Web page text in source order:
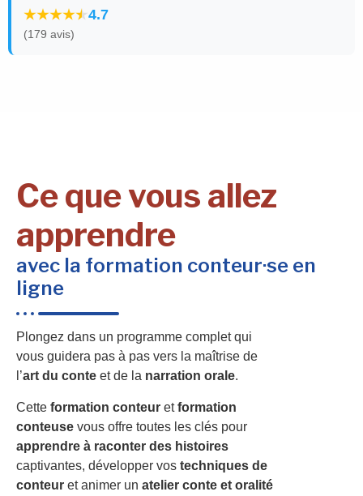
4.7
(179 avis)
Ce que vous allez
apprendre
avec la formation conteur·se en
ligne
Plongez dans un programme complet qui
vous guidera pas à pas vers la maîtrise de
l’art du conte et de la narration orale.
Cette formation conteur etformation
conteuse vous offre toutes les clés pour
apprendre à raconter des histoires
captivantes, développer vos techniques de
conteur et animer un atelier conte et oralité